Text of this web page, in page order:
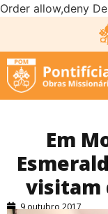
Order allow,deny
Em
visitam
9 outubro 2017